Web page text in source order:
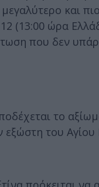
και
(13:00 ώρα
που δεν
το
εξώστη του